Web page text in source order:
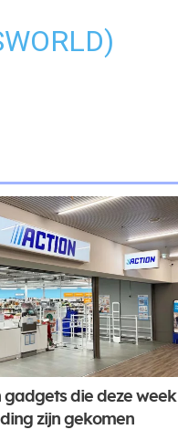
gadgets die deze week
zijn gekomen